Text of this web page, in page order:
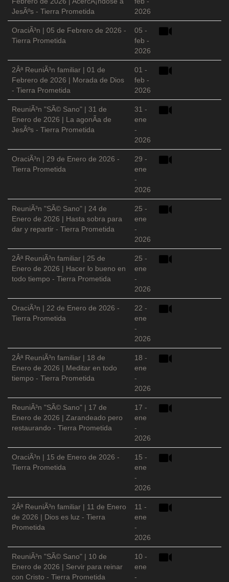
JesÃºs - Tierra Prometida
2026
OraciÃ³n | 05 de Febrero de 2026 -
Tierra Prometida
05 -
feb -
2026
2Âª ReuniÃ³n familiar | 01 de
Febrero de 2026 | Morada de Dios
- Tierra Prometida
01 -
feb -
2026
ReuniÃ³n "SÃ© Sano" | 31 de
Enero de 2026 | La agonÃ­a de
JesÃºs - Tierra Prometida
31 -
ene
-
2026
OraciÃ³n | 29 de Enero de 2026 -
Tierra Prometida
29 -
ene
-
2026
ReuniÃ³n "SÃ© Sano" | 24 de
Enero de 2026 | Hasta sobra para
dar y repartir - Tierra Prometida
25 -
ene
-
2026
2Âª ReuniÃ³n familiar | 25 de
Enero de 2026 | Hacer lo bueno en
todo tiempo - Tierra Prometida
25 -
ene
-
2026
OraciÃ³n | 22 de Enero de 2026 -
Tierra Prometida
22 -
ene
-
2026
2Âª ReuniÃ³n familiar | 18 de
Enero de 2026 | Meditar en todo
tiempo - Tierra Prometida
18 -
ene
-
2026
ReuniÃ³n "SÃ© Sano" | 17 de
Enero de 2026 | Zarandeado pero
restaurando - Tierra Prometida
17 -
ene
-
2026
OraciÃ³n | 15 de Enero de 2026 -
Tierra Prometida
15 -
ene
-
2026
2Âª ReuniÃ³n familiar | 11 de Enero
de 2026 | Dios es luz - Tierra
Prometida
11 -
ene
-
2026
ReuniÃ³n "SÃ© Sano" | 10 de
Enero de 2026 | Servir para reinar
con Cristo - Tierra Prometida
10 -
ene
-